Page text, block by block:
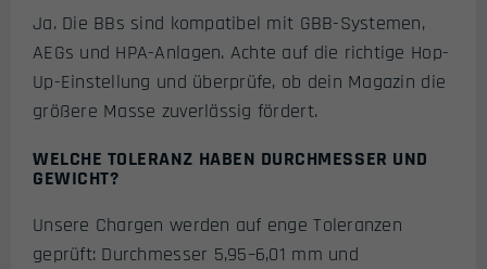
Ja. Die BBs sind kompatibel mit GBB-Systemen,
AEGs und HPA-Anlagen. Achte auf die richtige Hop-
Up-Einstellung und überprüfe, ob dein Magazin die
größere Masse zuverlässig fördert.
WELCHE TOLERANZ HABEN DURCHMESSER UND
GEWICHT?
Unsere Chargen werden auf enge Toleranzen
geprüft: Durchmesser 5,95–6,01 mm und